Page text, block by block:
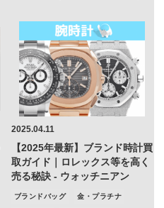
2025.04.11
【2025年最新】ブランド時計買
取ガイド｜ロレックス等を高く
売る秘訣 - ウォッチニアン
ブランドバッグ 金・プラチナ